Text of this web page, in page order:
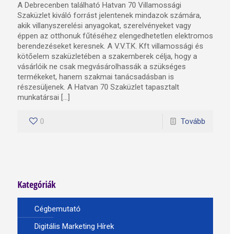
A Debrecenben található Hatvan 70 Villamossági
Szaküzlet kiváló forrást jelentenek mindazok számára,
akik villanyszerelési anyagokat, szerelvényeket vagy
éppen az otthonuk fűtéséhez elengedhetetlen elektromos
berendezéseket keresnek. A V.V.T.K. Kft villamossági és
kötőelem szaküzletében a szakemberek célja, hogy a
vásárlóik ne csak megvásárolhassák a szükséges
termékeket, hanem szakmai tanácsadásban is
részesüljenek. A Hatvan 70 Szaküzlet tapasztalt
munkatársai […]
0 Tovább
Kategóriák
Cégbemutató
Digitális Marketing Hírek